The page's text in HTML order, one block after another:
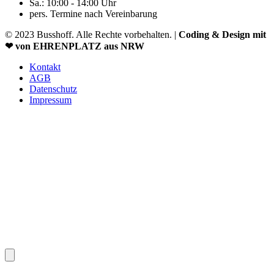
Sa.: 10:00 - 14:00 Uhr
pers. Termine nach Vereinbarung
© 2023 Busshoff. Alle Rechte vorbehalten. | Coding & Design mit
❤ von EHRENPLATZ aus NRW
Kontakt
AGB
Datenschutz
Impressum